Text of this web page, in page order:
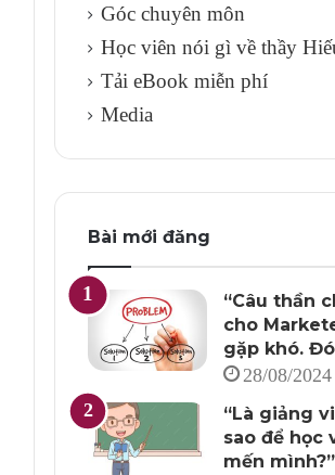
Góc chuyên môn
Học viên nói gì về thầy
Tải eBook miễn phí
Media
Bài mới đăng
“Câu thần
cho
gặp khó.
28/08/2024
“Là giảng
sao để học
mến mình?”